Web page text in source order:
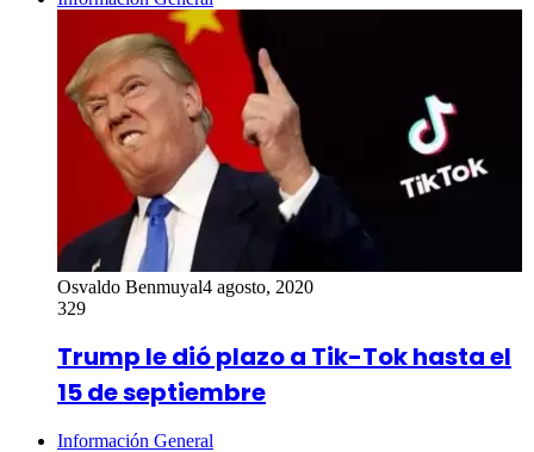
Osvaldo Benmuyal4 agosto, 2020
329
Trump le dió plazo a Tik-Tok hasta el
15 de septiembre
Información General